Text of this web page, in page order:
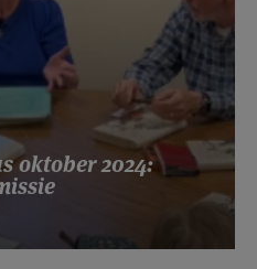
oktober 2024: